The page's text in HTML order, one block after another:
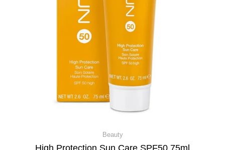
Beauty
High Protection Sun Care SPF50 75ml